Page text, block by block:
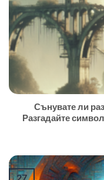
Сънувате ли
Разгадайте
27